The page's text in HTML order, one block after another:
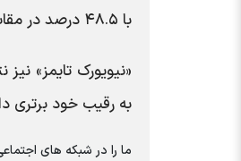
با ۴۸.۵ درصد در مقابل ترامپ ۴۷.۴، با حاشیه ۱.۱ در صدر قرار می‌دهد.
به رقیب خود برتری
ما را در شبکه های